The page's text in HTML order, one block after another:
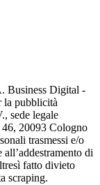
Business Digital -
la pubblicità
sede legale
20093 Cologno
trasmessi e/o
di
fatto divieto
scraping.